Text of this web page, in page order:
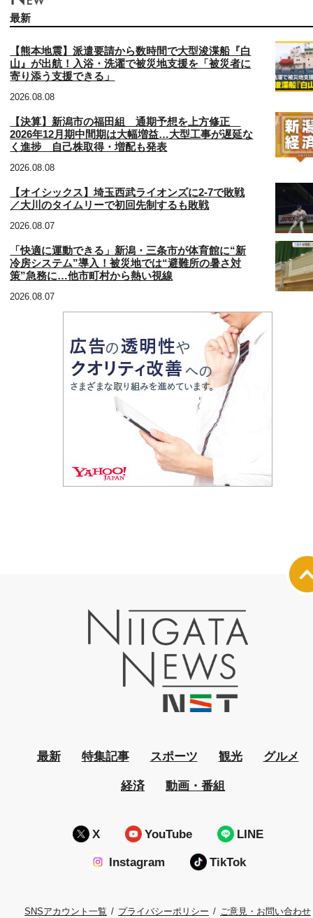
最新
【熊本地震】派遣要請から数時間で大型浚渫船『白
山』が出航！入浴・洗濯で被災地支援を「被災者に
寄り添う支援できる」
2026.08.08
【決算】新潟市の福田組 通期予想を上方修正
2026年12月期中間期は大幅増益…大型工事が遅延な
く進捗 自己株取得・増配も発表
2026.08.08
【オイシックス】埼玉西武ライオンズに2-7で敗戦
／大川のタイムリーで初回先制するも敗戦
2026.08.07
「快適に運動できる」新潟・三条市が体育館に“新
冷房システム”導入！被災地では“避難所の暑さ対
策”急務に…他市町村から熱い視線
2026.08.07
最新 特集記事 スポーツ 観光 グルメ
経済 動画・番組
X YouTube LINE
Instagram TikTok
SNSアカウント一覧 プライバシーポリシー ご意見・お問い合わせ